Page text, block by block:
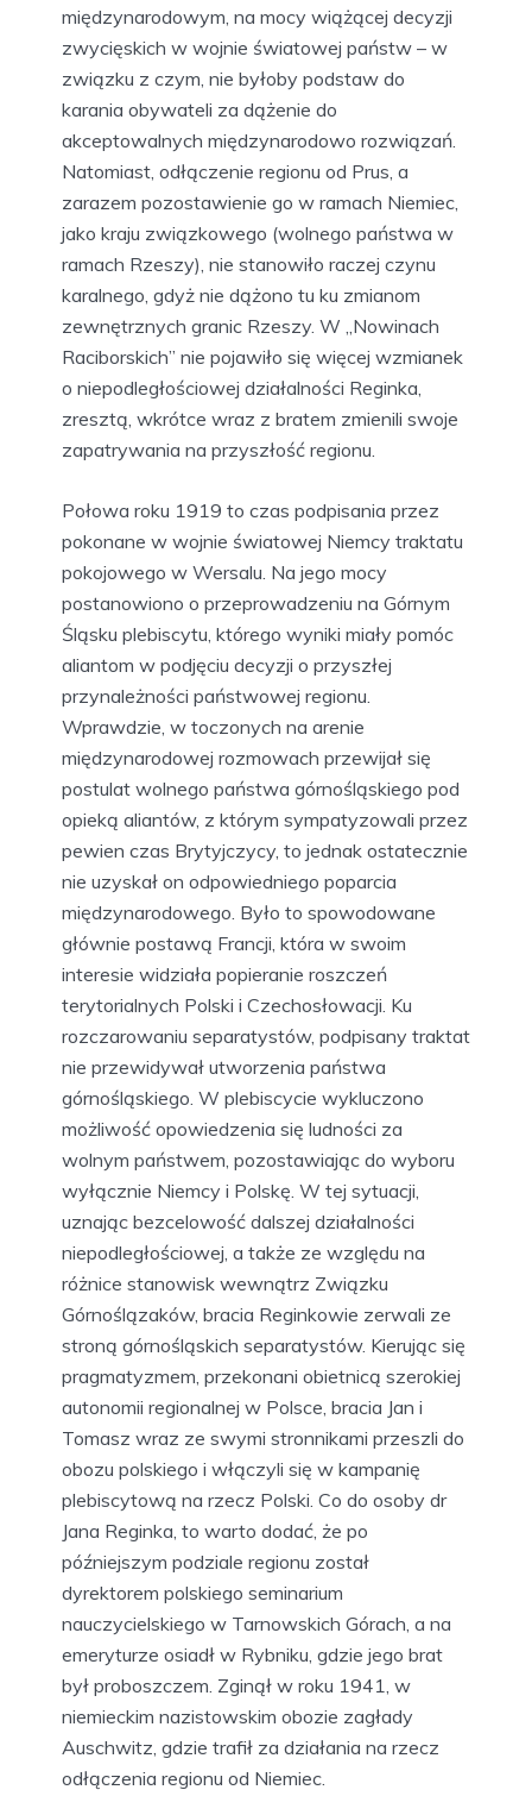
międzynarodowym, na mocy wiążącej decyzji
zwycięskich w wojnie światowej państw – w
związku z czym, nie byłoby podstaw do
karania obywateli za dążenie do
akceptowalnych międzynarodowo rozwiązań.
Natomiast, odłączenie regionu od Prus, a
zarazem pozostawienie go w ramach Niemiec,
jako kraju związkowego (wolnego państwa w
ramach Rzeszy), nie stanowiło raczej czynu
karalnego, gdyż nie dążono tu ku zmianom
zewnętrznych granic Rzeszy. W „Nowinach
Raciborskich” nie pojawiło się więcej wzmianek
o niepodległościowej działalności Reginka,
zresztą, wkrótce wraz z bratem zmienili swoje
zapatrywania na przyszłość regionu.
Połowa roku 1919 to czas podpisania przez
pokonane w wojnie światowej Niemcy traktatu
pokojowego w Wersalu. Na jego mocy
postanowiono o przeprowadzeniu na Górnym
Śląsku plebiscytu, którego wyniki miały pomóc
aliantom w podjęciu decyzji o przyszłej
przynależności państwowej regionu.
Wprawdzie, w toczonych na arenie
międzynarodowej rozmowach przewijał się
postulat wolnego państwa górnośląskiego pod
opieką aliantów, z którym sympatyzowali przez
pewien czas Brytyjczycy, to jednak ostatecznie
nie uzyskał on odpowiedniego poparcia
międzynarodowego. Było to spowodowane
głównie postawą Francji, która w swoim
interesie widziała popieranie roszczeń
terytorialnych Polski i Czechosłowacji. Ku
rozczarowaniu separatystów, podpisany traktat
nie przewidywał utworzenia państwa
górnośląskiego. W plebiscycie wykluczono
możliwość opowiedzenia się ludności za
wolnym państwem, pozostawiając do wyboru
wyłącznie Niemcy i Polskę. W tej sytuacji,
uznając bezcelowość dalszej działalności
niepodległościowej, a także ze względu na
różnice stanowisk wewnątrz Związku
Górnoślązaków, bracia Reginkowie zerwali ze
stroną górnośląskich separatystów. Kierując się
pragmatyzmem, przekonani obietnicą szerokiej
autonomii regionalnej w Polsce, bracia Jan i
Tomasz wraz ze swymi stronnikami przeszli do
obozu polskiego i włączyli się w kampanię
plebiscytową na rzecz Polski. Co do osoby dr
Jana Reginka, to warto dodać, że po
późniejszym podziale regionu został
dyrektorem polskiego seminarium
nauczycielskiego w Tarnowskich Górach, a na
emeryturze osiadł w Rybniku, gdzie jego brat
był proboszczem. Zginął w roku 1941, w
niemieckim nazistowskim obozie zagłady
Auschwitz, gdzie trafił za działania na rzecz
odłączenia regionu od Niemiec.